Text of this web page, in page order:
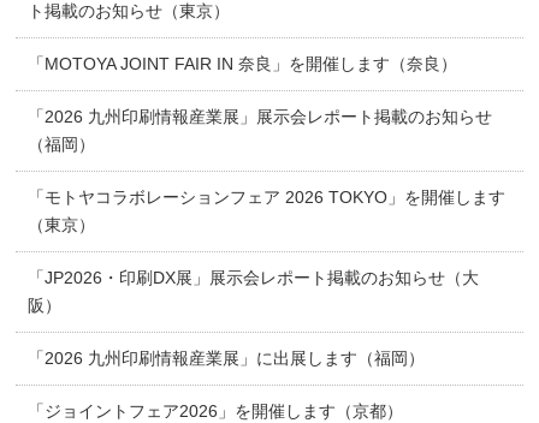
ト掲載のお知らせ（東京）
「MOTOYA JOINT FAIR IN 奈良」を開催します（奈良）
「2026 九州印刷情報産業展」展示会レポート掲載のお知らせ
（福岡）
「モトヤコラボレーションフェア 2026 TOKYO」を開催します
（東京）
「JP2026・印刷DX展」展示会レポート掲載のお知らせ（大
阪）
「2026 九州印刷情報産業展」に出展します（福岡）
「ジョイントフェア2026」を開催します（京都）